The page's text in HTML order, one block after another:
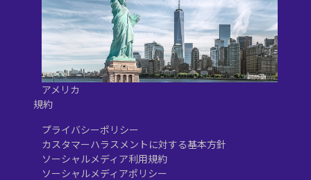
アメリカ
規約
プライバシーポリシー
カスタマーハラスメントに対する基本方針
ソーシャルメディア利用規約
ソーシャルメディアポリシー